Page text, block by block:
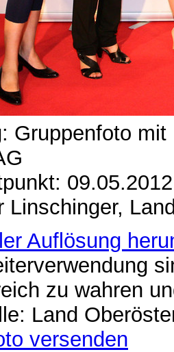
Gruppenfoto
09.05.2012
Linschinger,
Auflösung
zu wahren
Land
versenden